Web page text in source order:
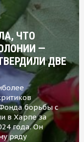
ЧТО
—
ДВЕ
борьбы с
в Харпе за
года. Он
ряду